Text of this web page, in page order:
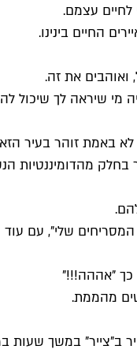
לחיים עצמם.
החיים בינינו.
את זה.
מי שיראה לך שיכול
באמת זוהר בעיר
מהדומיננטיות
המסריחים שלי", עם
כך "אההה!!!"
מהממת.
ב"צייר" במשך שעות